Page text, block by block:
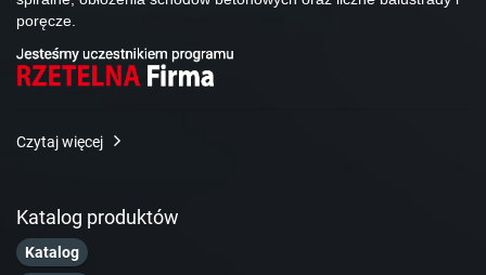
poręcze.
Czytaj więcej
Katalog produktów
Katalog